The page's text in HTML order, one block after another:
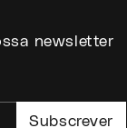
newsletter